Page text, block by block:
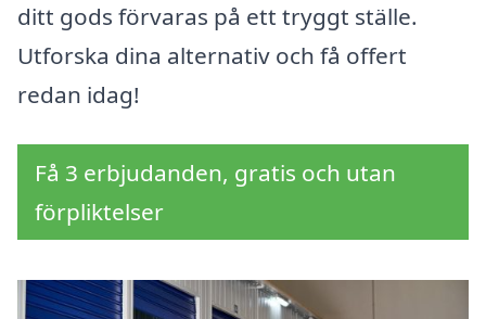
ditt gods förvaras på ett tryggt ställe.
Utforska dina alternativ och få offert
redan idag!
Få 3 erbjudanden, gratis och utan
förpliktelser